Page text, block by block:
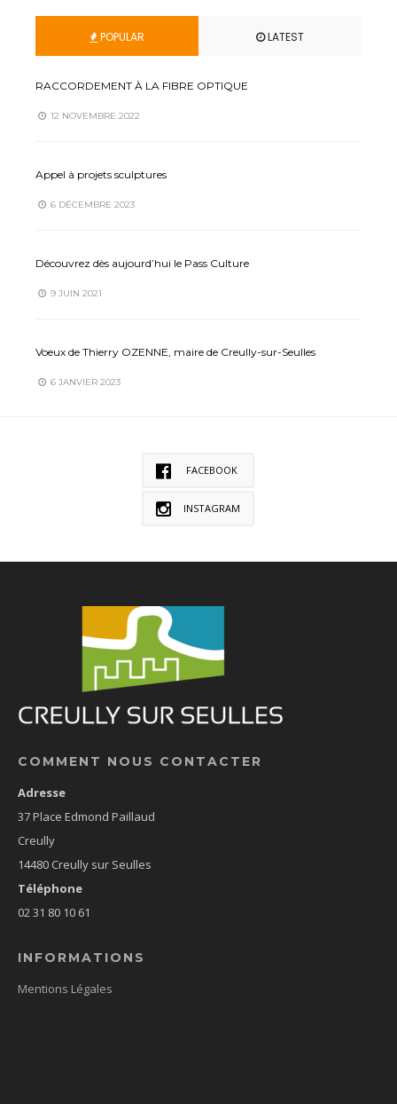
POPULAR LATEST
RACCORDEMENT À LA FIBRE OPTIQUE
12 NOVEMBRE 2022
Appel à projets sculptures
6 DÉCEMBRE 2023
Découvrez dès aujourd’hui le Pass Culture
9 JUIN 2021
Voeux de Thierry OZENNE, maire de Creully-sur-Seulles
6 JANVIER 2023
FACEBOOK
INSTAGRAM
COMMENT NOUS CONTACTER
Adresse
37 Place Edmond Paillaud
Creully
14480 Creully sur Seulles
Téléphone
02 31 80 10 61
INFORMATIONS
Mentions Légales